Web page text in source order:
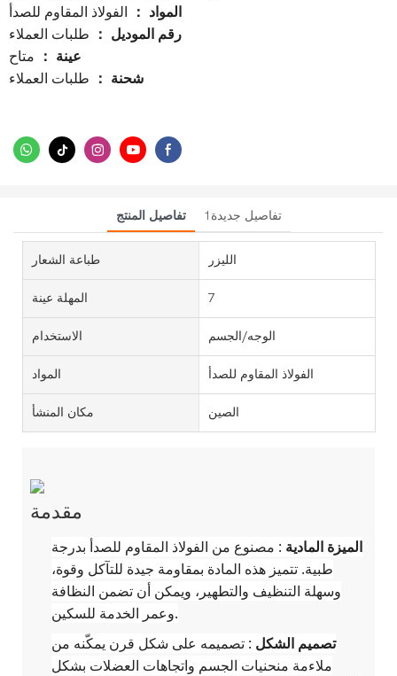
المواد
： الفولاذ المقاوم للصدأ
رقم الموديل ： طلبات العملاء
عينة
： متاح
شحنة
： طلبات العملاء
تفاصيل المنتج تفاصيل جديدة1
طباعة الشعار الليزر
المهلة عينة 7
الاستخدام الوجه/الجسم
المواد الفولاذ المقاوم للصدأ
مكان المنشأ الصين
مقدمة
الميزة المادية : مصنوع من الفولاذ المقاوم للصدأ بدرجة
طبية. تتميز هذه المادة بمقاومة جيدة للتآكل وقوة،
وسهلة التنظيف والتطهير، ويمكن أن تضمن النظافة
وعمر الخدمة للسكين.
تصميم الشكل : تصميمه على شكل قرن يمكّنه من
ملاءمة منحنيات الجسم واتجاهات العضلات بشكل